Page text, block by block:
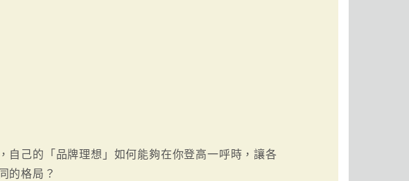
自己的「品牌理想」如何能夠在你登高一呼時，讓各
的格局？